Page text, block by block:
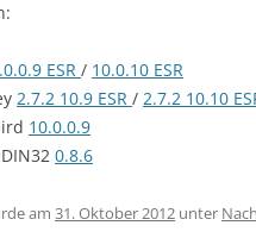
ESR / 10.0.10 ESR
2.7.2 10.9 ESR / 2.7.2 10.10
10.0.0.9
0.8.6
am 31. Oktober 2012 unter